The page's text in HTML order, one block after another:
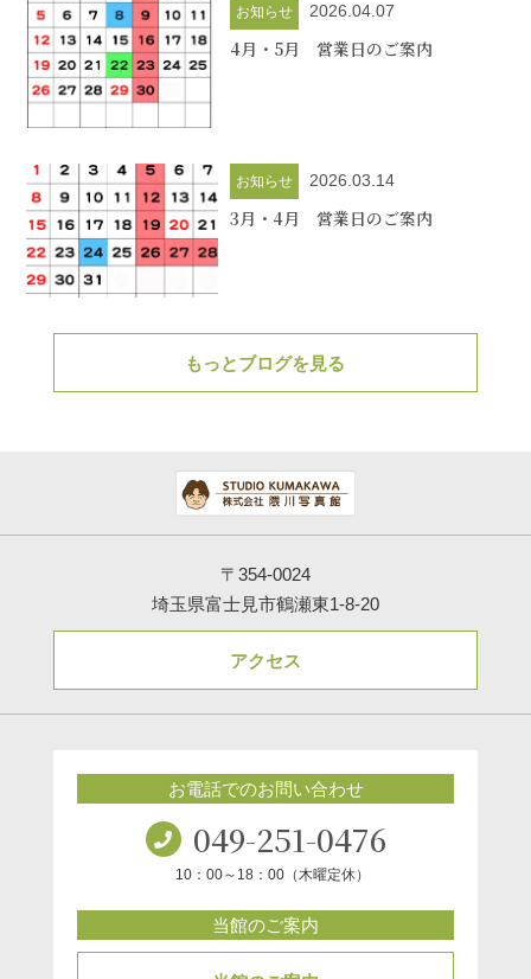
お知らせ 2026.04.07
4月・5月 営業日のご案内
お知らせ 2026.03.14
3月・4月 営業日のご案内
もっとブログを見る
〒354-0024
埼玉県富士見市鶴瀬東1-8-20
アクセス
お電話でのお問い合わせ
049-251-0476
10：00～18：00（木曜定休）
当館のご案内